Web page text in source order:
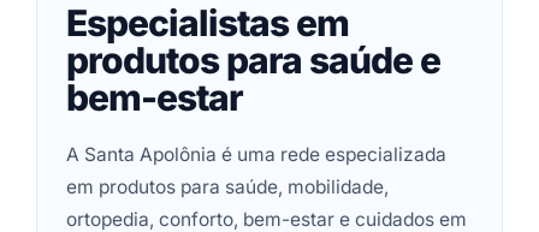
Especialistas em
produtos para saúde e
bem-estar
A Santa Apolônia é uma rede especializada
em produtos para saúde, mobilidade,
ortopedia, conforto, bem-estar e cuidados em